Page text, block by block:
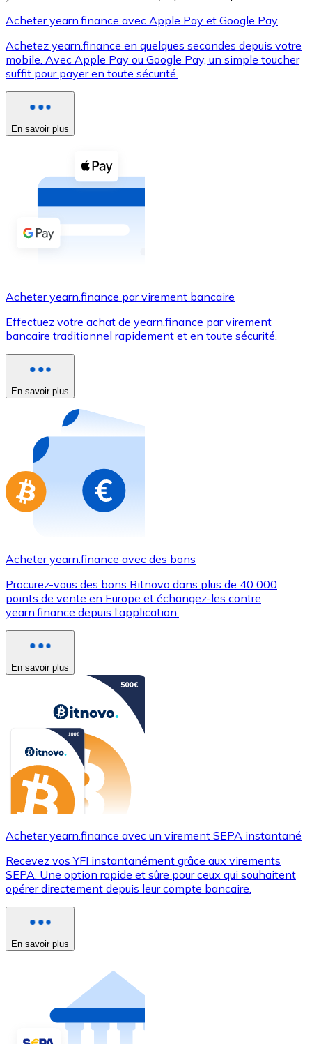
XRP
XRP
Voir toutes
Coupons crypto
Achetez des cryptomonnaies en espèces et d'autres
Acheter avec espèces
Virement SEPA
Carte de crédit / débit
Utilisez les cartes Visa et Mastercard pour acheter
Acheter avec carte
Nouveau
Achetez des cartes-cadeaux de vos marques
Aller à la boutique de cartes-cadeaux
Acheter yearn.finance avec Apple Pay et Google Pay
Achetez yearn.finance en quelques secondes depuis votre
mobile. Avec Apple Pay ou Google Pay, un simple toucher
suffit pour payer en toute sécurité.
En savoir plus
Acheter yearn.finance par virement bancaire
Effectuez votre achat de yearn.finance par virement
bancaire traditionnel rapidement et en toute sécurité.
En savoir plus
Acheter yearn.finance avec des bons
Procurez-vous des bons Bitnovo dans plus de 40 000
points de vente en Europe et échangez-les contre
yearn.finance depuis l’application.
En savoir plus
Acheter yearn.finance avec un virement SEPA instantané
Recevez vos YFI instantanément grâce aux virements
SEPA. Une option rapide et sûre pour ceux qui souhaitent
opérer directement depuis leur compte bancaire.
En savoir plus